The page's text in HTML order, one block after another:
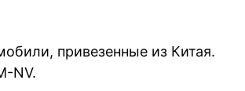
привезенные из Китая.
NV.